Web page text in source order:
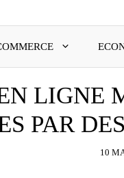
LIGNE
PAR
10